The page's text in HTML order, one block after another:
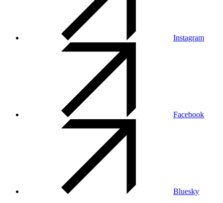
Instagram
Facebook
Bluesky